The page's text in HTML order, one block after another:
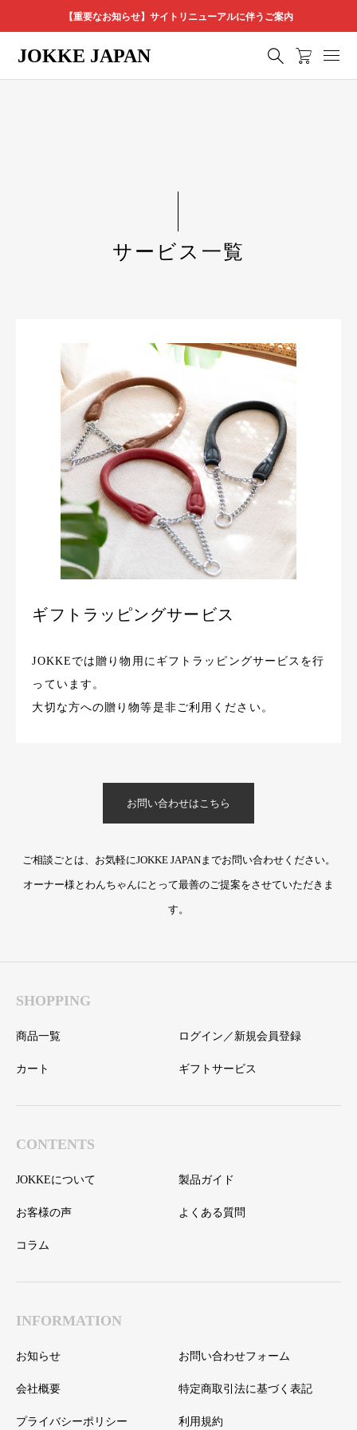
【重要なお知らせ】サイトリニューアルに伴うご案内
JOKKE JAPAN
サービス一覧
ギフトラッピングサービス
JOKKEでは贈り物用にギフトラッピングサービスを行
っています。
大切な方への贈り物等是非ご利用ください。
お問い合わせはこちら
ご相談ごとは、お気軽にJOKKE JAPANまでお問い合わせください。
オーナー様とわんちゃんにとって最善のご提案をさせていただきま
す。
SHOPPING
商品一覧 ログイン／新規会員登録
カート ギフトサービス
CONTENTS
JOKKEについて 製品ガイド
お客様の声 よくある質問
コラム
INFORMATION
お知らせ お問い合わせフォーム
会社概要 特定商取引法に基づく表記
プライバシーポリシー 利用規約